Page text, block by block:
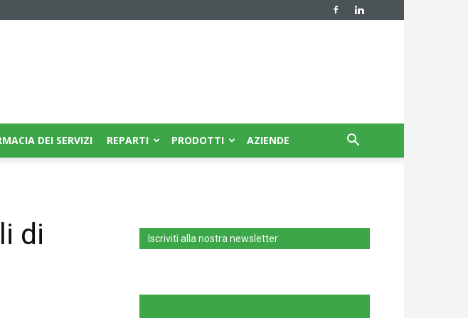
DEI SERVIZI REPARTI PRODOTTI AZIENDE
di
Iscriviti alla nostra newsletter